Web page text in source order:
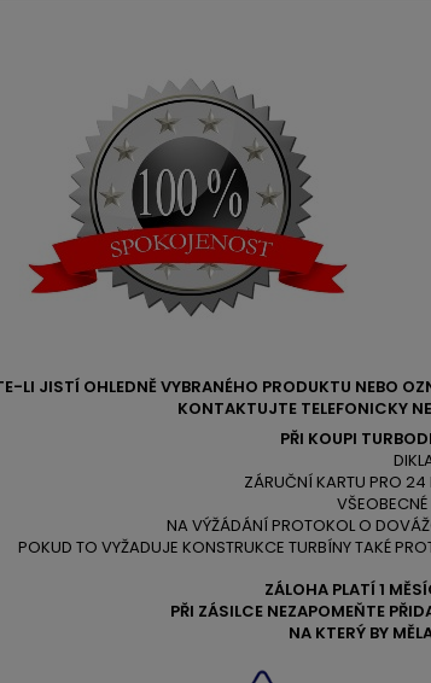
LI JISTÍ OHLEDNĚ VYBRANÉHO PRODUKTU NEBO
KONTAKTUJTE TELEFONICKY
PŘI KOUPI
ZÁRUČNÍ KARTU PRO 24
NA VÝŽÁDÁNÍ PROTOKOL O
POKUD TO VYŽADUJE KONSTRUKCE TURBÍNY TAKÉ
ZÁLOHA PLATÍ 1
PŘI ZÁSILCE NEZAPOMEŇTE
NA KTERÝ BY